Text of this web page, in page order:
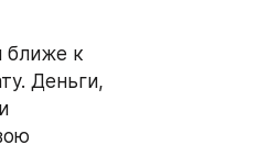
ближе к
Деньги,